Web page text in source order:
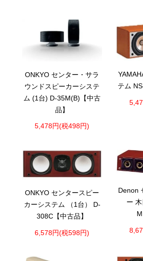
ONKYO センター・サラ
ウンドスピーカーシステ
ム (1台) D-35M(B)【中古
品】
5,478円(税498円)
テム
ONKYO センタースピー
カーシステム （1台） D-
308C【中古品】
6,578円(税598円)
Denon
ー